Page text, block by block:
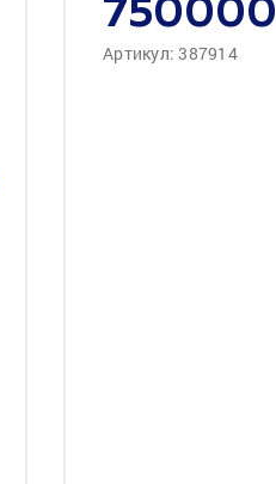
750000
Артикул: 387914